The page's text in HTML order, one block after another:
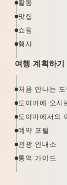
활동
맛집
쇼핑
행사
여행 계획하기
처음 만나는 도
도야마에 오시
도야마에서의
예약 포털
관광 안내소
통역 가이드